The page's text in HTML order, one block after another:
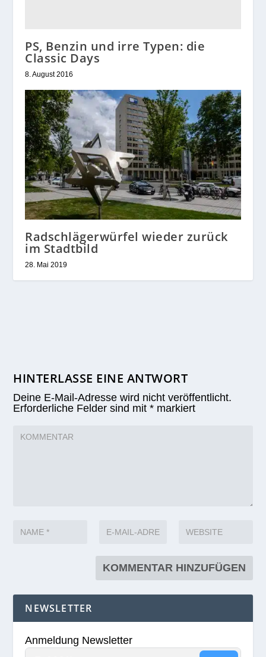
PS, Benzin und irre Typen: die
Classic Days
8. August 2016
Radschlägerwürfel wieder zurück
im Stadtbild
28. Mai 2019
HINTERLASSE EINE ANTWORT
Deine E-Mail-Adresse wird nicht veröffentlicht.
Erforderliche Felder sind mit* markiert
NEWSLETTER
Anmeldung Newsletter